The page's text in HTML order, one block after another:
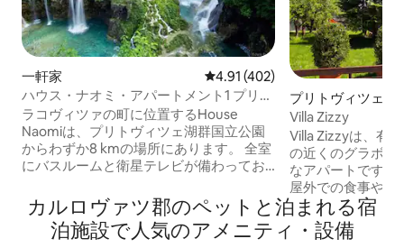
一軒家 レビュー402件、5つ星中4.91つ
4.91 (402)
ハウス・ナオミ・アパートメント1 プリト
ヴィッチェ湖群
ラコヴィツァの町に位置するHouse
Naomiは、プリトヴィツェ湖群国立公園
からわずか8 kmの場所にあります。 全室
にバスルームと衛星テレビが備わってお
ます。 ハウス・ナオミのゲストは、穏や
かな庭園でリラックスしたり、テラスで
自家製ブランデーを飲んだり、敷地内で
プリトヴィツェ湖
園の一軒家
Villa Zizzy
Villa Zizzyは、有
の近くのグラボヴ
なアパートです。
屋外での食事やリ
ラスにつながって
を連れたご家族に
視するカップル
カルロヴァツ郡のペットと泊まれる宿
泊施設で人気のアメニティ・設備